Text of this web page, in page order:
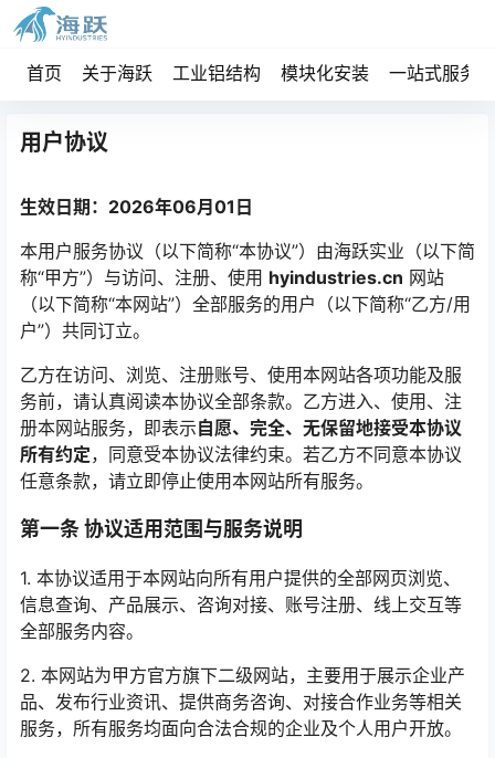
首页 关于海跃 工业铝结构 模块化安装 一站式服务
用户协议
生效日期：2026年06月01日
本用户服务协议（以下简称“本协议”）由海跃实业（以下简
称“甲方”）与访问、注册、使用 hyindustries.cn 网站
（以下简称“本网站”）全部服务的用户（以下简称“乙方/用
户”）共同订立。
乙方在访问、浏览、注册账号、使用本网站各项功能及服
务前，请认真阅读本协议全部条款。乙方进入、使用、注
册本网站服务，即表示自愿、完全、无保留地接受本协议
所有约定，同意受本协议法律约束。若乙方不同意本协议
任意条款，请立即停止使用本网站所有服务。
第一条 协议适用范围与服务说明
1. 本协议适用于本网站向所有用户提供的全部网页浏览、
信息查询、产品展示、咨询对接、账号注册、线上交互等
全部服务内容。
2. 本网站为甲方官方旗下二级网站，主要用于展示企业产
品、发布行业资讯、提供商务咨询、对接合作业务等相关
服务，所有服务均面向合法合规的企业及个人用户开放。